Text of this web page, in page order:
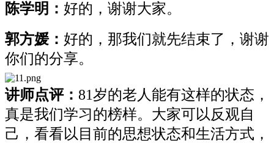
陈学明： 好的，谢谢大家。
郭方媛： 好的，那我们就先结束了，谢谢
你们的分享。
讲师点评： 81岁的老人能有这样的状态，
真是我们学习的榜样。大家可以反观自
己，看看以目前的思想状态和生活方式，